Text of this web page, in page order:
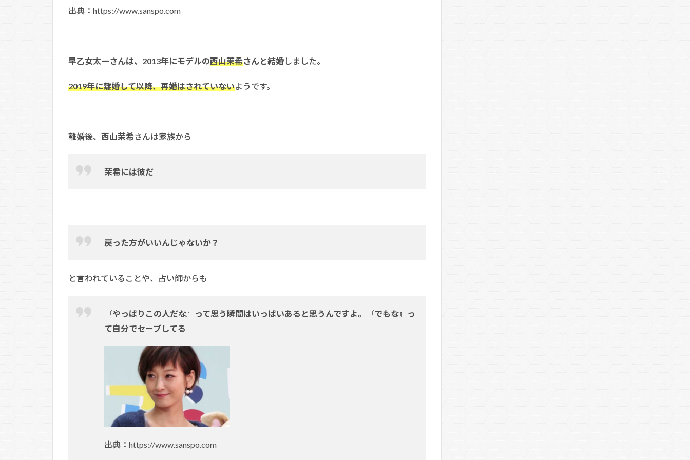
出典：https://www.sanspo.com
早乙女太一さんは、2013年にモデルの西山茉希さんと結婚 しました。
2019年に離婚して以降、再婚はされていないようです。
離婚後、 西山茉希さんは家族から
茉希には彼だ
戻った方がいいんじゃないか？
と言われていることや、占い師からも
『やっぱりこの人だな』って思う瞬間はいっぱいあると思うんですよ。『でもな』っ
て自分でセーブしてる
出典：https://www.sanspo.com